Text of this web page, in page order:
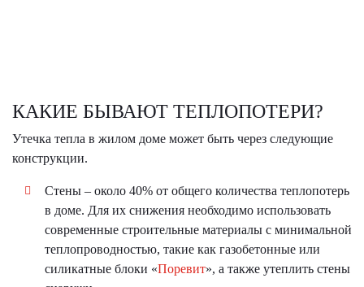
КАКИЕ БЫВАЮТ ТЕПЛОПОТЕРИ?
Утечка тепла в жилом доме может быть через следующие
конструкции.
Стены – около 40% от общего количества теплопотерь
в доме. Для их снижения необходимо использовать
современные строительные материалы с минимальной
теплопроводностью, такие как газобетонные или
силикатные блоки «Поревит», а также утеплить стены